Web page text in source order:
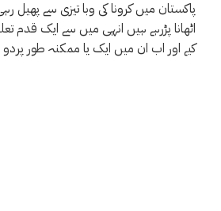
پاکستان میں کرونا کی وبا تیزی سے
کیے اور اب ان میں ایک یا ممکنہ طور پردو